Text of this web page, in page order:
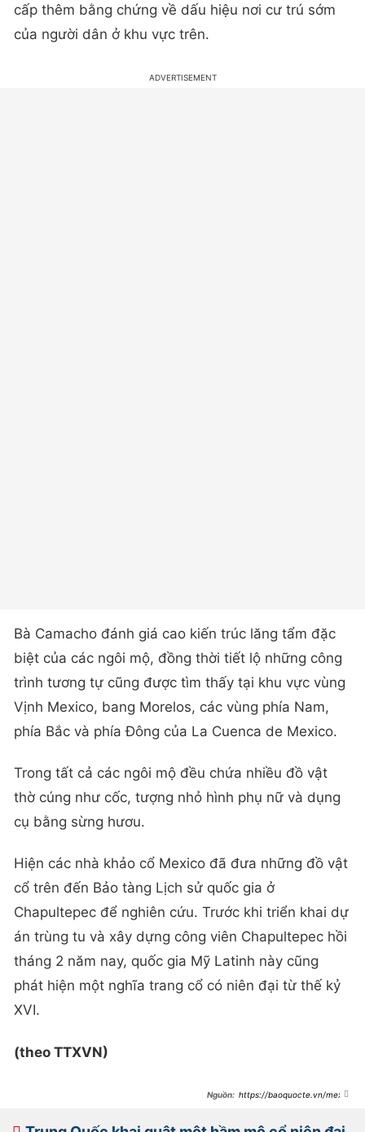
cấp thêm bằng chứng về dấu hiệu nơi cư trú sớm
của người dân ở khu vực trên.
Bà Camacho đánh giá cao kiến trúc lăng tẩm đặc
biệt của các ngôi mộ, đồng thời tiết lộ những công
trình tương tự cũng được tìm thấy tại khu vực vùng
Vịnh Mexico, bang Morelos, các vùng phía Nam,
phía Bắc và phía Đông của La Cuenca de Mexico.
Trong tất cả các ngôi mộ đều chứa nhiều đồ vật
thờ cúng như cốc, tượng nhỏ hình phụ nữ và dụng
cụ bằng sừng hươu.
Hiện các nhà khảo cổ Mexico đã đưa những đồ vật
cổ trên đến Bảo tàng Lịch sử quốc gia ở
Chapultepec để nghiên cứu. Trước khi triển khai dự
án trùng tu và xây dựng công viên Chapultepec hồi
tháng 2 năm nay, quốc gia Mỹ Latinh này cũng
phát hiện một nghĩa trang cổ có niên đại từ thế kỷ
XVI.
(theo TTXVN)
https://baoquocte.vn/mexic